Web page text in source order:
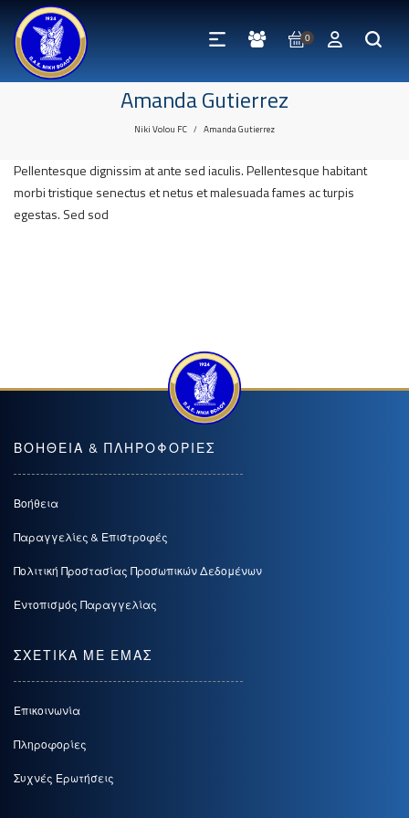
0
Amanda Gutierrez
Niki Volou FC / Amanda Gutierrez
Pellentesque dignissim at ante sed iaculis. Pellentesque habitant
morbi tristique senectus et netus et malesuada fames ac turpis
egestas. Sed sod
ΒΟΗΘΕΙΑ & ΠΛΗΡΟΦΟΡΙΕΣ
Βοήθεια
Παραγγελίες & Επιστροφές
Πολιτική Προστασίας Προσωπικών Δεδομένων
Εντοπισμός Παραγγελίας
ΣΧΕΤΙΚΑ ΜΕ ΕΜΑΣ
Επικοινωνία
Πληροφορίες
Συχνές Ερωτήσεις